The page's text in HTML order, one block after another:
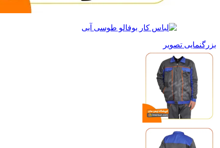
بزرگنمایی تصویر